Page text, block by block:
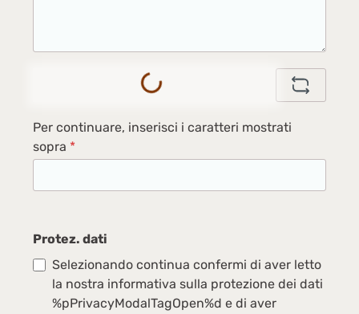
Loading...
Per continuare, inserisci i caratteri mostrati
sopra *
Protez. dati
Selezionando continua confermi di aver letto
la nostra informativa sulla protezione dei dati
%pPrivacyModalTagOpen%d e di aver